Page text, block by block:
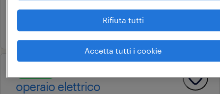
22.000 € - 28.000 € annuale
4 giugno 2026
operaio elettrico
Rifiuta tutti
Accetta tutti i cookie